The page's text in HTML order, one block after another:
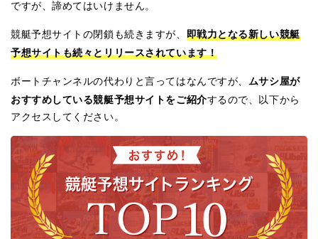
ですが、諦めてはいけません。
競艇予想サイトの閉鎖も続きますが、 即戦力となる新しい競艇
予想サイトも続々とリリースされています！
ボートチャンネルの代わりと言ってはなんですが、 ムサシ屋が
おすすめしている競艇予想サイトをご紹介するので、以下から
アクセスしてください。